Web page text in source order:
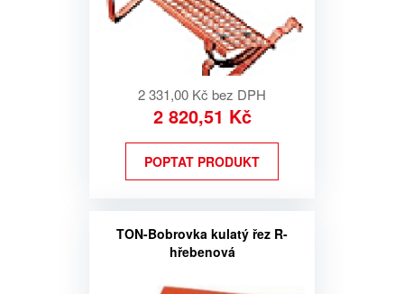
2 331,00 Kč bez DPH
2 820,51 Kč
POPTAT PRODUKT
TON-Bobrovka kulatý řez R-
hřebenová